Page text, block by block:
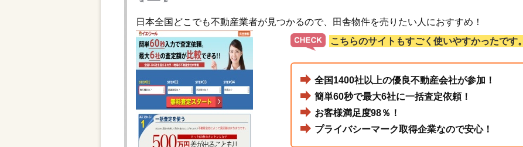
日本全国どこでも不動産業者が見つかるので、田舎物件を売りたい人におすすめ！
こちらのサイトもすごく使いやすかったです。
全国1400社以上の優良不動産会社が参加！
簡単60秒で最大6社に一括査定依頼！
お客様満足度98％！
プライバシーマーク取得企業なので安心！